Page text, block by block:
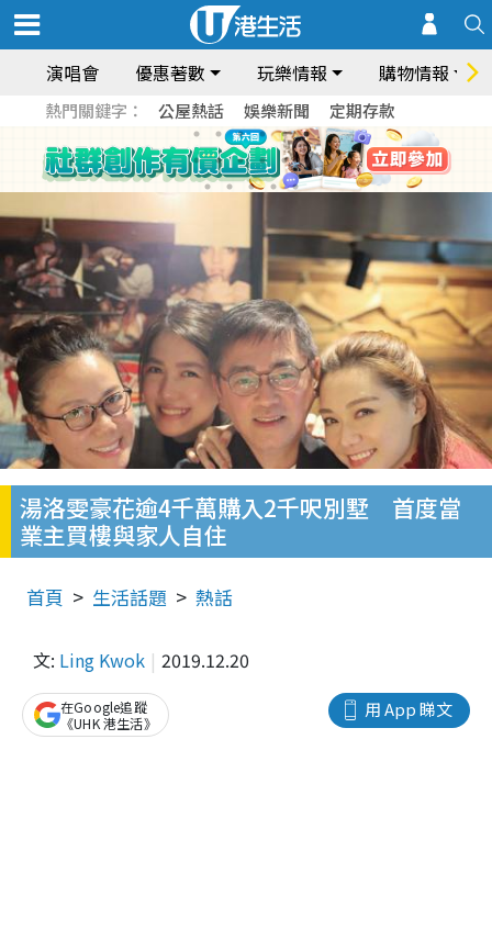
演唱會 優惠著數 玩樂情報 購物情報
熱門關鍵字： 公屋熱話 娛樂新聞 定期存款
湯洛雯豪花逾4千萬購入2千呎別墅 首度當
業主買樓與家人自住
首頁 生活話題 熱話
文: Ling Kwok 2019.12.20
用 App 睇文
在Google追蹤
《UHK 港生活》